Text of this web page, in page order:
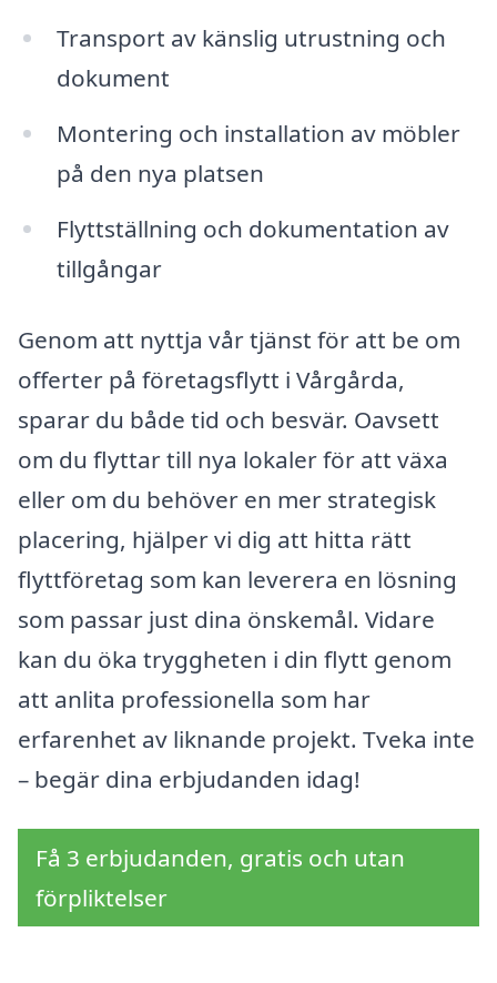
Transport av känslig utrustning och
dokument
Montering och installation av möbler
på den nya platsen
Flyttställning och dokumentation av
tillgångar
Genom att nyttja vår tjänst för att be om
offerter på företagsflytt i Vårgårda,
sparar du både tid och besvär. Oavsett
om du flyttar till nya lokaler för att växa
eller om du behöver en mer strategisk
placering, hjälper vi dig att hitta rätt
flyttföretag som kan leverera en lösning
som passar just dina önskemål. Vidare
kan du öka tryggheten i din flytt genom
att anlita professionella som har
erfarenhet av liknande projekt. Tveka inte
– begär dina erbjudanden idag!
Få 3 erbjudanden, gratis och utan
förpliktelser